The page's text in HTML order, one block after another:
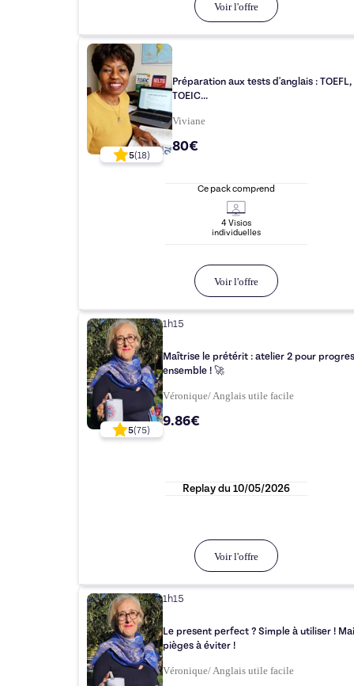
Voir l'offre
5(18)
Préparation aux tests d'anglais : TOEFL,
TOEIC...
Viviane
80€
Ce pack comprend
4Visios
individuelles
Voir l'offre
5(75)
1h15
Maîtrise le prétérit : atelier 2 pour
ensemble ! 🚀
Véronique/ Anglais utile facile
9.86€
Replay du 10/05/2026
Voir l'offre
1h15
Le present perfect ? Simple à utiliser !
pièges à éviter !
Véronique/ Anglais utile facile